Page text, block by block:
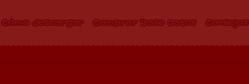
Cómo descargar Comprar Base Datos Consejos